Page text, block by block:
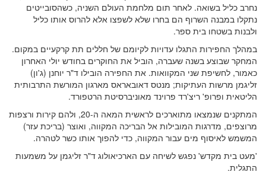
נחרב כליל בשואה. לאחר תום מלחמת העולם השניה, כשהסובייטים
נתקלו במבנה השרוף הם בחרו שלא לשפצו אלא להרוס אותו כליל
ולבנות בשטחו בית ספר.
במהלך החפירות התגלו עדויות לקיומם של חללים תת קרקעיים במקום.
המחקר שבוצע בשנה שעברה, הוביל את החוקרים בחודש יולי האחרון
כאמור, לחשיפת שני המקוואות. את החפירה הובילו ד"ר יוחנן (ג'ון)
זליגמן מרשות העתיקות; מנטס דאובאראס מארגון המורשת התרבותית
הליטאית ופרופ' ריצ'רד פרוינד מאוניברסיטת הרטפורד.
המתקנים שנמצאו מתוארכים לראשית המאה ה-20, ולהם קירות ורצפות
מרוצפים, מדרגות המובילות אל הבריכה המקווה, ואוצר (בריכת עזר)
המשמש לאיסוף מים עבור המקווה, כדי להפוך אותו כשר לטהרה.
'מעט בית מקדש' נפגש לשיחה עם הארכיאולוג ד"ר זליגמן על משמעות
התגלית.